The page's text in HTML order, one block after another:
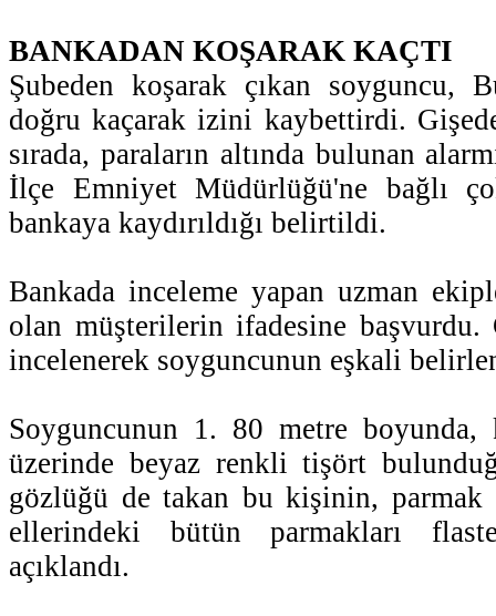
BANKADAN KOŞARAK KAÇTI
Şubeden koşarak çıkan soyguncu,
doğru kaçarak izini kaybettirdi.
sırada, paraların altında bulunan
İlçe Emniyet Müdürlüğü'ne bağlı
bankaya kaydırıldığı belirtildi.
Bankada inceleme yapan uzman
olan müşterilerin ifadesine başvurdu.
incelenerek soyguncunun eşkali
Soyguncunun 1. 80 metre
üzerinde beyaz renkli tişört
gözlüğü de takan bu kişinin, parmak
ellerindeki bütün parmakları
açıklandı.